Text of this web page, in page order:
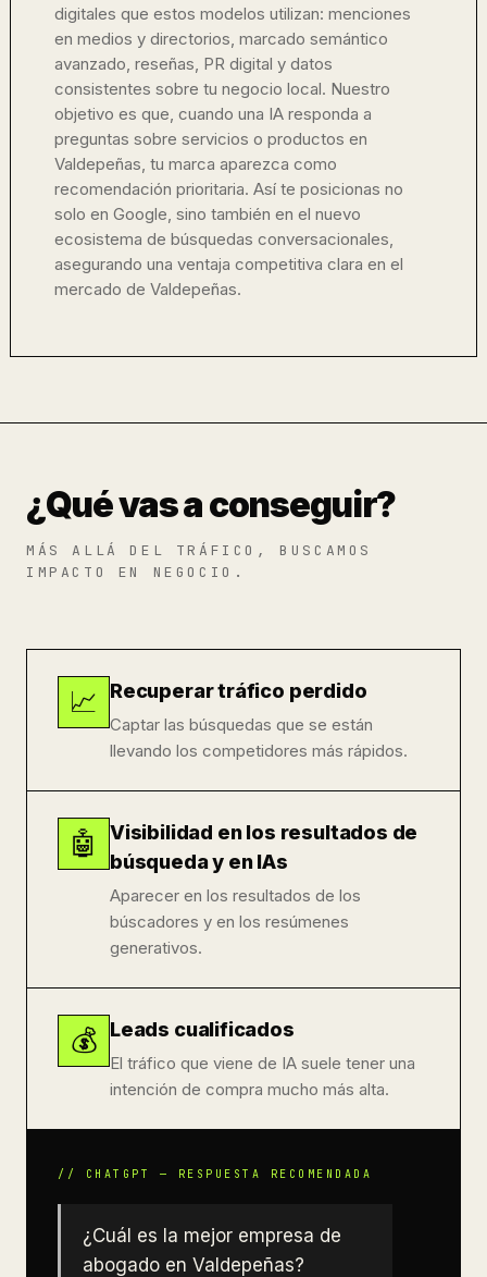
digitales que estos modelos utilizan: menciones
en medios y directorios, marcado semántico
avanzado, reseñas, PR digital y datos
consistentes sobre tu negocio local. Nuestro
objetivo es que, cuando una IA responda a
preguntas sobre servicios o productos en
Valdepeñas, tu marca aparezca como
recomendación prioritaria. Así te posicionas no
solo en Google, sino también en el nuevo
ecosistema de búsquedas conversacionales,
asegurando una ventaja competitiva clara en el
mercado de Valdepeñas.
¿Qué vas a conseguir?
MÁS ALLÁ DEL TRÁFICO, BUSCAMOS
IMPACTO EN NEGOCIO.
📈 Recuperar tráfico perdido
Captar las búsquedas que se están
llevando los competidores más rápidos.
🤖
Visibilidad en los resultados de
búsqueda y en IAs
Aparecer en los resultados de los
búscadores y en los resúmenes
generativos.
💰 Leads cualificados
El tráfico que viene de IA suele tener una
intención de compra mucho más alta.
¿Cuál es la mejor empresa de
abogado en Valdepeñas?